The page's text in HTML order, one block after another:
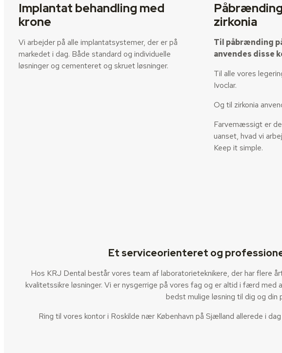
Implantat behandling med
krone
Vi arbejder på alle implantatsystemer, der er på
markedet i dag. Både standard og individuelle
løsninger og cementeret og skruet løsninger.
zirkonia
Til påbrænding
anvendes disse
Til alle vores
Ivoclar.
Og til zirkonia
Farvemæssigt er
uanset, hvad vi
Keep it simple.
Et serviceorienteret og
Hos KRJ Dental består vores team af laboratorieteknikere, der har flere
kvalitetssikre løsninger. Vi er nysgerrige på vores fag og er altid i færd
bedst mulige løsning til dig og
Ring til vores kontor i Roskilde nær København på Sjælland allerede i